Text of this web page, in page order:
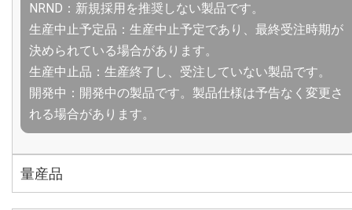
NRND：新規採用を推奨しない製品です。
生産中止予定品：生産中止予定であり、最終受注時期が
決められている場合があります。
生産中止品：生産終了し、受注していない製品です。
開発中：開発中の製品です。製品仕様は予告なく変更さ
れる場合があります。
量産品